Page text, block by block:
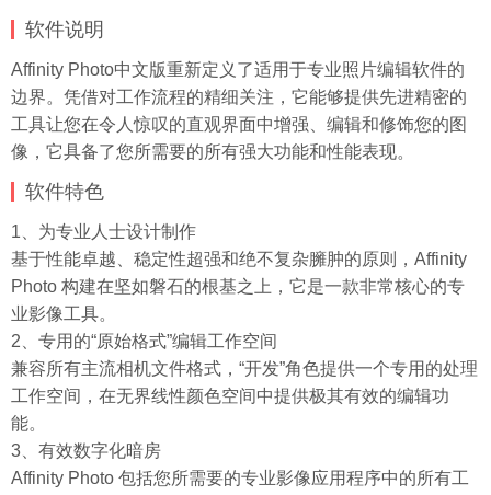
软件说明
Affinity Photo中文版重新定义了适用于专业照片编辑软件的
边界。凭借对工作流程的精细关注，它能够提供先进精密的
工具让您在令人惊叹的直观界面中增强、编辑和修饰您的图
像，它具备了您所需要的所有强大功能和性能表现。
软件特色
1、为专业人士设计制作
基于性能卓越、稳定性超强和绝不复杂臃肿的原则，Affinity
Photo 构建在坚如磐石的根基之上，它是一款非常核心的专
业影像工具。
2、专用的“原始格式”编辑工作空间
兼容所有主流相机文件格式，“开发”角色提供一个专用的处理
工作空间，在无界线性颜色空间中提供极其有效的编辑功
能。
3、有效数字化暗房
Affinity Photo 包括您所需要的专业影像应用程序中的所有工